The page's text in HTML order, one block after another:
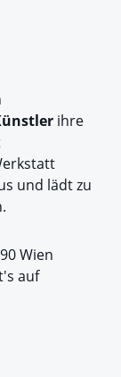
ihre
und lädt zu
Wien
auf